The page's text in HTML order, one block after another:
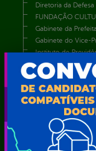
Diretoria da Defesa
FUNDAÇÃO
Gabinete da Prefeita
Gabinete do Vice-
Instituto de
Município de Serra
Obras e
Procuradoria
Secretaria de
Secretaria de
Secretaria de
Secretaria
Secretaria